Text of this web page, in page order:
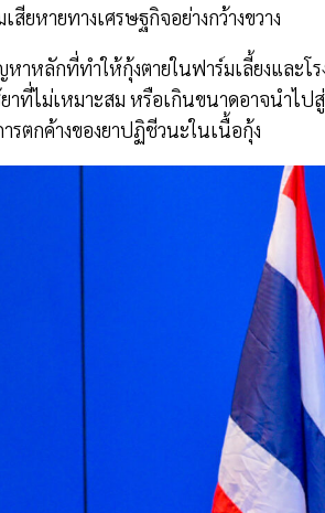
ยหายทางเศรษฐกิจอย่างกว้างขวาง
หลักที่ทำให้กุ้งตายในฟาร์มเลี้ยงและโร
าที่ไม่เหมาะสม หรือเกินขนาดอาจนำไ
รตกค้างของยาปฏิชีวนะในเนื้อกุ้ง